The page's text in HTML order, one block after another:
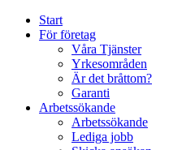
Start
För företag
Våra Tjänster
Yrkesområden
Är det bråttom?
Garanti
Arbetssökande
Arbetssökande
Lediga jobb